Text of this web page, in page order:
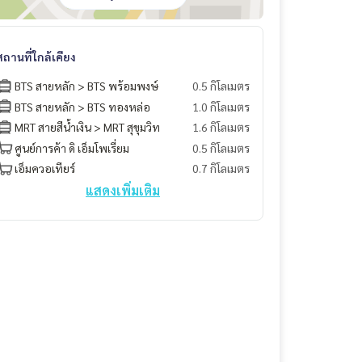
ถานที่ใกล้เคียง
BTS สายหลัก > BTS พร้อมพงษ์
0.5 กิโลเมตร
BTS สายหลัก > BTS ทองหล่อ
1.0 กิโลเมตร
MRT สายสีน้ำเงิน > MRT สุขุมวิท
1.6 กิโลเมตร
ศูนย์การค้า ดิ เอ็มโพเรี่ยม
0.5 กิโลเมตร
เอ็มควอเทียร์
0.7 กิโลเมตร
แสดงเพิ่มเติม